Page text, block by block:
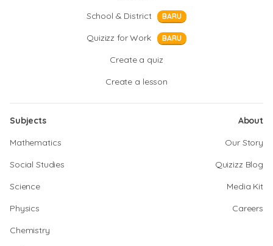
School & District
BARU
Quizizz for Work BARU
Create a quiz
Create a lesson
Subjects
Mathematics
Social Studies
Science
Physics
Chemistry
About
Our Story
Quizizz Blog
Media Kit
Careers